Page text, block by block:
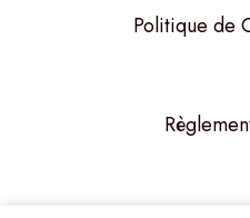
Politique de